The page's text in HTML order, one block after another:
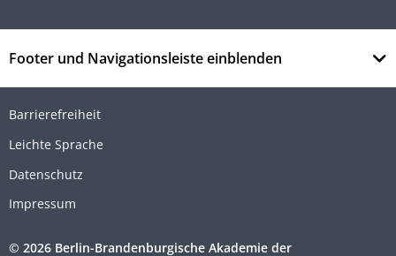
Footer und Navigationsleiste einblenden
Barrierefreiheit
Leichte Sprache
Datenschutz
Impressum
© 2026 Berlin-Brandenburgische Akademie der